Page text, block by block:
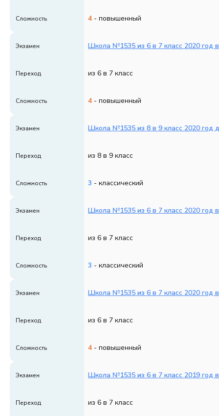
Сложность 4 - повышенный
Экзамен Школа №1535 из 6 в 7 класс 2020 год
Переход из 6 в 7 класс
Сложность 4 - повышенный
Экзамен Школа №1535 из 8 в 9 класс 2020 год
Переход из 8 в 9 класс
Сложность 3 - классический
Экзамен Школа №1535 из 6 в 7 класс 2020 год
Переход из 6 в 7 класс
Сложность 3 - классический
Экзамен Школа №1535 из 6 в 7 класс 2020 год
Переход из 6 в 7 класс
Сложность 4 - повышенный
Экзамен Школа №1535 из 6 в 7 класс 2019 год
Переход из 6 в 7 класс